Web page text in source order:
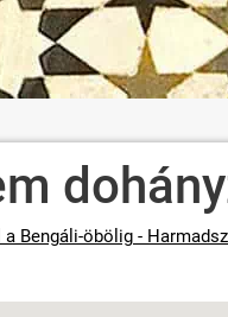
Bengáli-öbölig -